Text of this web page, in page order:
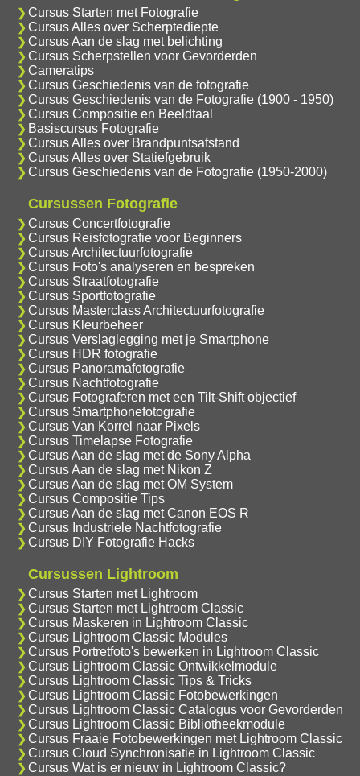
Cursus Starten met Fotografie
Cursus Alles over Scherptediepte
Cursus Aan de slag met belichting
Cursus Scherpstellen voor Gevorderden
Cameratips
Cursus Geschiedenis van de fotografie
Cursus Geschiedenis van de Fotografie (1900 - 1950)
Cursus Compositie en Beeldtaal
Basiscursus Fotografie
Cursus Alles over Brandpuntsafstand
Cursus Alles over Statiefgebruik
Cursus Geschiedenis van de Fotografie (1950-2000)
Cursussen Fotografie
Cursus Concertfotografie
Cursus Reisfotografie voor Beginners
Cursus Architectuurfotografie
Cursus Foto's analyseren en bespreken
Cursus Straatfotografie
Cursus Sportfotografie
Cursus Masterclass Architectuurfotografie
Cursus Kleurbeheer
Cursus Verslaglegging met je Smartphone
Cursus HDR fotografie
Cursus Panoramafotografie
Cursus Nachtfotografie
Cursus Fotograferen met een Tilt-Shift objectief
Cursus Smartphonefotografie
Cursus Van Korrel naar Pixels
Cursus Timelapse Fotografie
Cursus Aan de slag met de Sony Alpha
Cursus Aan de slag met Nikon Z
Cursus Aan de slag met OM System
Cursus Compositie Tips
Cursus Aan de slag met Canon EOS R
Cursus Industriele Nachtfotografie
Cursus DIY Fotografie Hacks
Cursussen Lightroom
Cursus Starten met Lightroom
Cursus Starten met Lightroom Classic
Cursus Maskeren in Lightroom Classic
Cursus Lightroom Classic Modules
Cursus Portretfoto's bewerken in Lightroom Classic
Cursus Lightroom Classic Ontwikkelmodule
Cursus Lightroom Classic Tips & Tricks
Cursus Lightroom Classic Fotobewerkingen
Cursus Lightroom Classic Catalogus voor Gevorderden
Cursus Lightroom Classic Bibliotheekmodule
Cursus Fraaie Fotobewerkingen met Lightroom Classic
Cursus Cloud Synchronisatie in Lightroom Classic
Cursus Wat is er nieuw in Lightroom Classic?